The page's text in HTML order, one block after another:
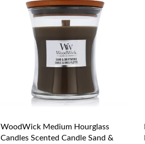
WoodWick Medium Hourglass
Candles Scented Candle Sand &